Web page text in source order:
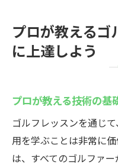
プロが教えるゴ
に上達しよう
プロが教える技術の基
ゴルフレッスンを通じ
用を学ぶことは非常に
は、すべてのゴルファ